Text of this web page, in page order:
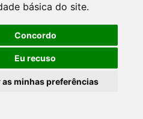
básica do site.
Concordo
Eu recuso
as minhas preferências